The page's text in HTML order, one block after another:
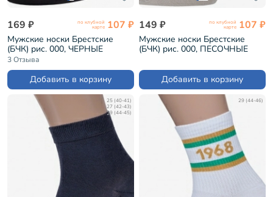
169 ₽ по клубной
карте 107 ₽
Мужские носки Брестские
(БЧК) рис. 000, ЧЕРНЫЕ
(14С2124)
3 Отзыва
Добавить в корзину
149 ₽ по клубной
карте 107 ₽
Мужские носки Брестские
(БЧК) рис. 000, ПЕСОЧНЫЕ
Добавить в корзину
25 (40-41)
27 (42-43)
29 (44-45)
29 (44-46)